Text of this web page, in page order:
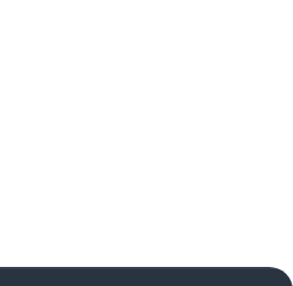
Zurück nach oben